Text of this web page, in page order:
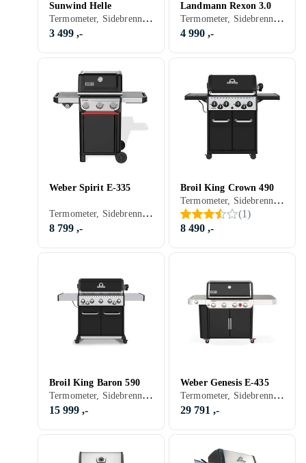
Sunwind Helle
Termometer, Sidebrennere, Hyller, Stativ/vogn (Inkludert/ innebygget), Balkong, Grillvogn, Gassgrill
3 499 ,-
Landmann Rexon 3.0
Termometer, Sidebrennere, Varmerist, Hyller, Stativ/vogn (Inkludert/ innebygget), Grillvogn, Gassgrill
4 990 ,-
Weber Spirit E-335
Termometer, Sidebrennere, Hyller, Skap og skuffer, Stativ/vogn (Inkludert/ innebygget), Grillvogn, Gassgrill
8 799 ,-
Broil King Crown 490
Termometer, Sidebrennere, Varmerist, Hyller, Skap og skuffer, Stativ/vogn (Inkludert/ innebygget), Til røyking, Pizza, Grillvogn, Gassgrill
(1)
8 490 ,-
Broil King Baron 590
Termometer, Sidebrennere, Hyller, Skap og skuffer, Stativ/vogn (Inkludert/ innebygget), Pizza, Grillvogn, Gassgrill
15 999 ,-
Weber Genesis E-435
Termometer, Sidebrennere, Hyller, Grillvogn, Gassgrill
29 791 ,-